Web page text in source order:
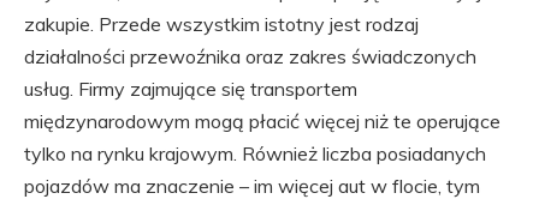
zakupie. Przede wszystkim istotny jest rodzaj
działalności przewoźnika oraz zakres świadczonych
usług. Firmy zajmujące się transportem
międzynarodowym mogą płacić więcej niż te operujące
tylko na rynku krajowym. Również liczba posiadanych
pojazdów ma znaczenie – im więcej aut w flocie, tym